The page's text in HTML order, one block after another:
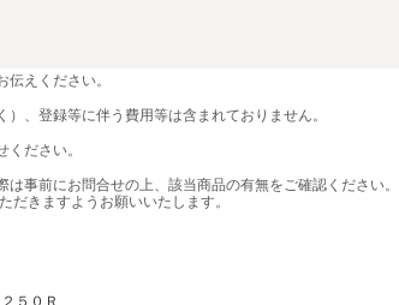
伝えください。
、登録等に伴う費用等は含まれておりません。
ださい。
事前にお問合せの上、該当商品の有無をご確認ください。
だきますようお願いいたします。
５０Ｒ